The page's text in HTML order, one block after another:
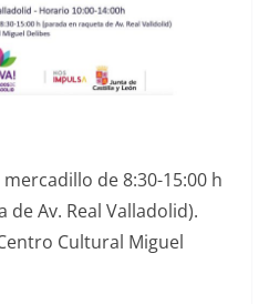
de 8:30-15:00 h
Av. Real Valladolid).
Cultural Miguel